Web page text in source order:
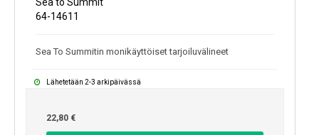
Sea to Summit
64-14611
Sea To Summitin monikäyttöiset tarjoiluvälineet
Lähetetään 2-3 arkipäivässä
22,80 €